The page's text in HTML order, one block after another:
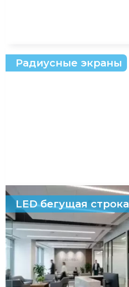
Радиусные экраны
LED бегущая строка